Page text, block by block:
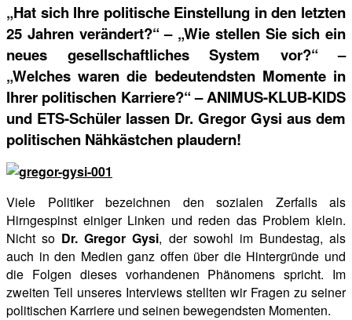
„Hat sich Ihre politische Einstellung in den letzten
25 Jahren verändert?“ – „Wie stellen Sie sich ein
neues gesellschaftliches System vor?“ –
„Welches waren die bedeutendsten Momente in
Ihrer politischen Karriere?“ – ANIMUS-KLUB-KIDS
und ETS-Schüler lassen Dr. Gregor Gysi aus dem
politischen Nähkästchen plaudern!
Viele Politiker bezeichnen den sozialen Zerfalls als
Hirngespinst einiger Linken und reden das Problem klein.
Nicht so Dr. Gregor Gysi, der sowohl im Bundestag, als
auch in den Medien ganz offen über die Hintergründe und
die Folgen dieses vorhandenen Phänomens spricht. Im
zweiten Teil unseres Interviews stellten wir Fragen zu seiner
politischen Karriere und seinen bewegendsten Momenten.